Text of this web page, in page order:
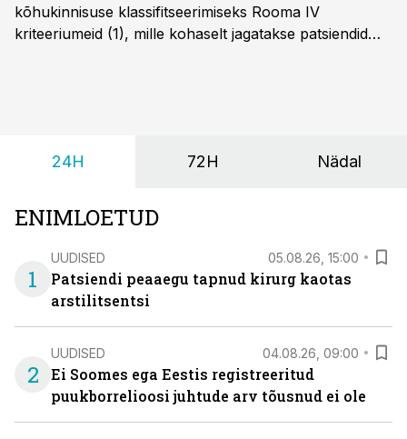
kõhukinnisuse klassifitseerimiseks Rooma IV
kriteeriumeid (1), mille kohaselt jagatakse patsiendid
24H 72H Nädal
ENIMLOETUD
1
UUDISED 05.08.26, 15:00
Patsiendi peaaegu tapnud kirurg kaotas
arstilitsentsi
2
UUDISED 04.08.26, 09:00
Ei Soomes ega Eestis registreeritud
puukborrelioosi juhtude arv tõusnud ei ole